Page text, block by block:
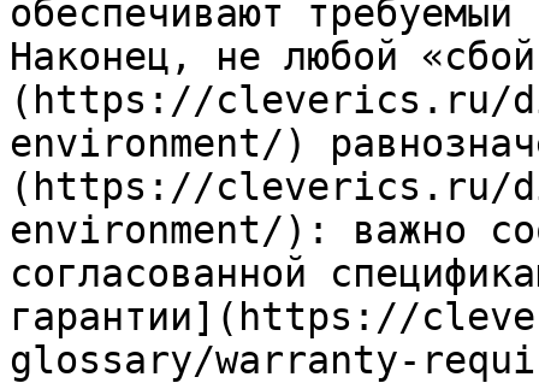
обеспечивают
Наконец, не любой
(https://cleverics.ru/
environment/)
(https://cleverics.ru/
environment/): важно
согласованной
гарантии](https://
glossary/warranty-